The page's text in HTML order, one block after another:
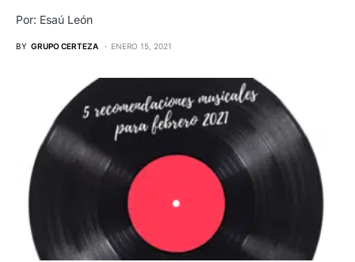
Por: Esaú León
BY GRUPO CERTEZA ENERO 15, 2021